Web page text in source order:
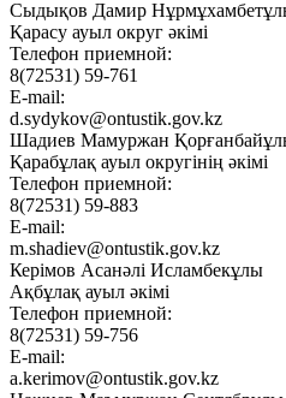
Сыдықов Дамир
Қарасу ауыл округ әкімі
Телефон приемной:
8(72531) 59-761
E-mail:
d.sydykov@ontustik.gov.kz
Шадиев Мамуржан
Қарабұлақ ауыл округінің әкімі
Телефон приемной:
8(72531) 59-883
E-mail:
m.shadiev@ontustik.gov.kz
Керімов Асанәлі Исламбекұлы
Ақбұлақ ауыл әкімі
Телефон приемной:
8(72531) 59-756
E-mail:
a.kerimov@ontustik.gov.kz